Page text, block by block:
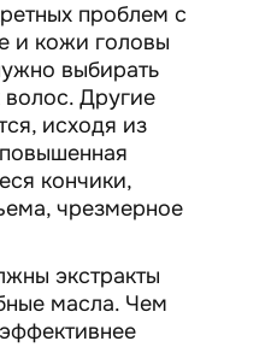
проблем с
и кожи головы
выбирать
Другие
исходя из
кончики,
чрезмерное
экстракты
масла. Чем